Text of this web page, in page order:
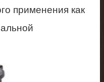
применения как